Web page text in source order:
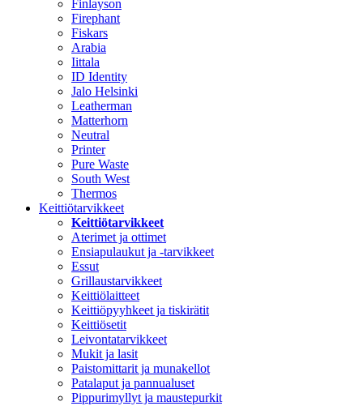
Finlayson
Firephant
Fiskars
Arabia
Iittala
ID Identity
Jalo Helsinki
Leatherman
Matterhorn
Neutral
Printer
Pure Waste
South West
Thermos
Keittiötarvikkeet
Keittiötarvikkeet
Aterimet ja ottimet
Ensiapulaukut ja -tarvikkeet
Essut
Grillaustarvikkeet
Keittiölaitteet
Keittiöpyyhkeet ja tiskirätit
Keittiösetit
Leivontatarvikkeet
Mukit ja lasit
Paistomittarit ja munakellot
Patalaput ja pannualuset
Pippurimyllyt ja maustepurkit